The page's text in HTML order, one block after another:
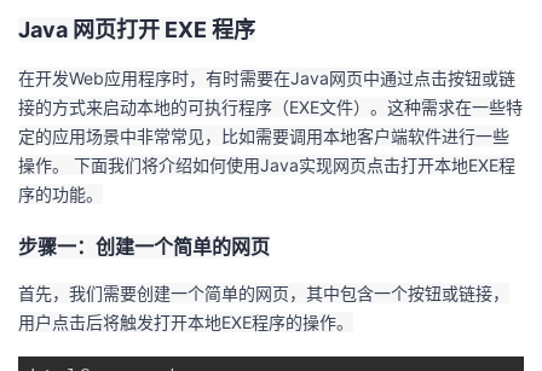
页
开
发
者
博
的
我
的
开
发
堂
我
的
Programs
我
的
我
Java 网页打开 EXE 程序
在开发Web应用程序时，有时需要在Java网页中通过点击按钮或链
接的方式来启动本地的可执行程序（EXE文件）。这种需求在一些特
定的应用场景中非常常见，比如需要调用本地客户端软件进行一些
操作。 下面我们将介绍如何使用Java实现网页点击打开本地EXE程
序的功能。
步骤一：创建一个简单的网页
首先，我们需要创建一个简单的网页，其中包含一个按钮或链接，
用户点击后将触发打开本地EXE程序的操作。